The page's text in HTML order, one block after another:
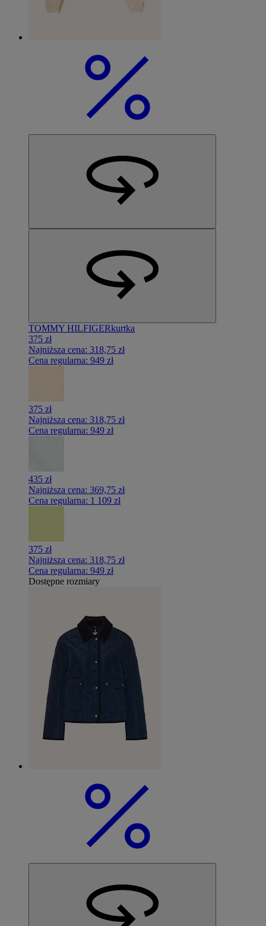
TOMMY HILFIGERkurtka
375 zł
Najniższa cena: 318,75 zł
Cena regularna: 949 zł
375 zł
Najniższa cena: 318,75 zł
Cena regularna: 949 zł
435 zł
Najniższa cena: 369,75 zł
Cena regularna: 1 109 zł
375 zł
Najniższa cena: 318,75 zł
Cena regularna: 949 zł
Dostępne rozmiary